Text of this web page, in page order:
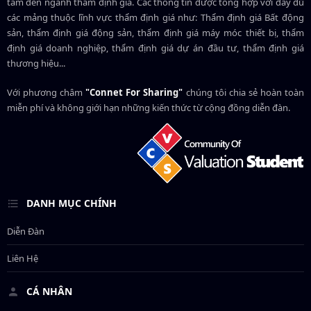
các mảng thuộc lĩnh vực thẩm định giá như: Thẩm định giá Bất động
sản, thẩm định giá động sản, thẩm định giá máy móc thiết bị, thẩm
định giá doanh nghiệp, thẩm định giá dự án đầu tư, thẩm định giá
thương hiệu...
Với phương châm"Connet For Sharing" chúng tôi chia sẻ hoàn toàn
miễn phí và không giới hạn những kiến thức từ cộng đồng diễn đàn.
DANH MỤC CHÍNH
Diễn Đàn
Liên Hệ
CÁ NHÂN